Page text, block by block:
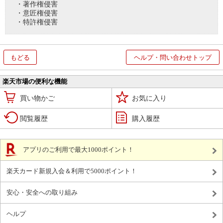
・著作権侵害
・意匠権侵害
・特許権侵害
もどる ヘルプ・問い合わせトップ
楽天市場の便利な機能
買い物かご お気に入り
閲覧履歴 購入履歴
アプリのご利用で最大1000ポイント！
楽天カード新規入会＆利用で5000ポイント！
安心・安全への取り組み
ヘルプ